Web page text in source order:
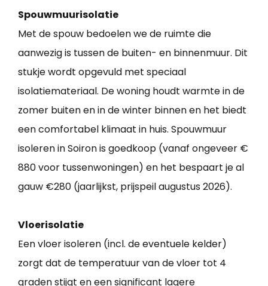
Spouwmuurisolatie
Met de spouw bedoelen we de ruimte die
aanwezig is tussen de buiten- en binnenmuur. Dit
stukje wordt opgevuld met speciaal
isolatiemateriaal. De woning houdt warmte in de
zomer buiten en in de winter binnen en het biedt
een comfortabel klimaat in huis. Spouwmuur
isoleren in Soiron is goedkoop (vanaf ongeveer €
880 voor tussenwoningen) en het bespaart je al
gauw €280 (jaarlijkst, prijspeil augustus 2026).
Vloerisolatie
Een vloer isoleren (incl. de eventuele kelder)
zorgt dat de temperatuur van de vloer tot 4
graden stijgt en een significant lagere